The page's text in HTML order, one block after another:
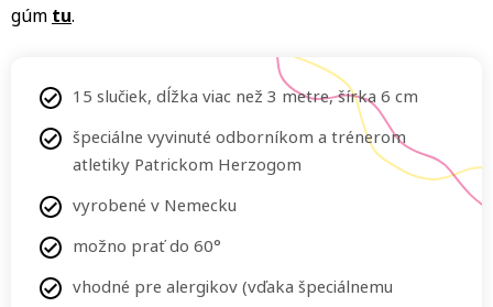
gúm tu.
15 slučiek, dĺžka viac než 3 metre, šírka 6 cm
špeciálne vyvinuté odborníkom a trénerom
atletiky Patrickom Herzogom
vyrobené v Nemecku
možno prať do 60°
vhodné pre alergikov (vďaka špeciálnemu